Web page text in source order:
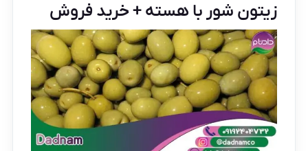
زیتون شور با هسته + خرید فروش